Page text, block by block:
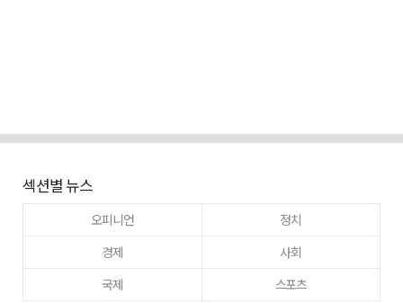
섹션별 뉴스
오피니언
정치
경제
사회
국제
스포츠